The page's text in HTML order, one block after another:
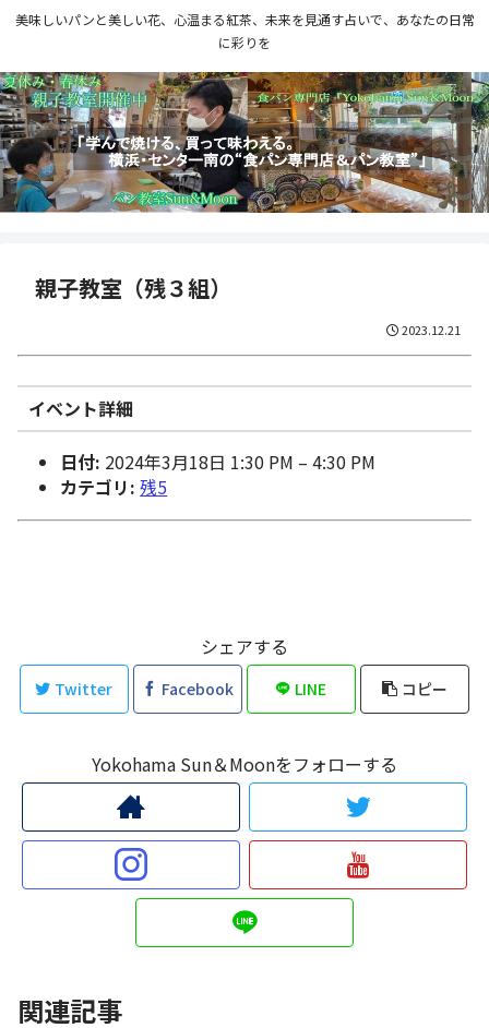
美味しいパンと美しい花、心温まる紅茶、未来を見通す占いで、あなたの日常
に彩りを
親子教室（残３組）
2023.12.21
イベント詳細
日付: 2024年3月18日 1:30 PM –4:30 PM
カテゴリ: 残5
シェアする
Twitter Facebook LINE コピー
Yokohama Sun＆Moonをフォローする
関連記事